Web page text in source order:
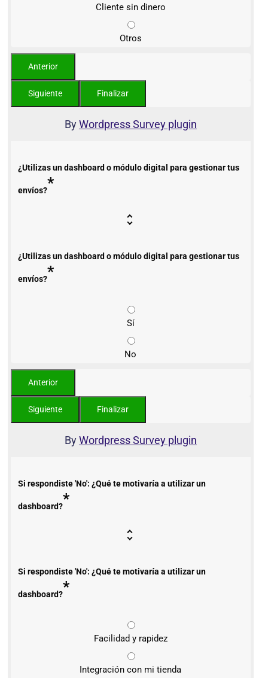
Cliente sin dinero
Otros
ByWordpress Survey plugin
¿Utilizas un dashboard o módulo digital para gestionar tus
envíos?*
¿Utilizas un dashboard o módulo digital para gestionar tus
envíos?*
Sí
No
ByWordpress Survey plugin
Si respondiste 'No': ¿Qué te motivaría a utilizar un
dashboard?*
Si respondiste 'No': ¿Qué te motivaría a utilizar un
dashboard?*
Facilidad y rapidez
Integración con mi tienda